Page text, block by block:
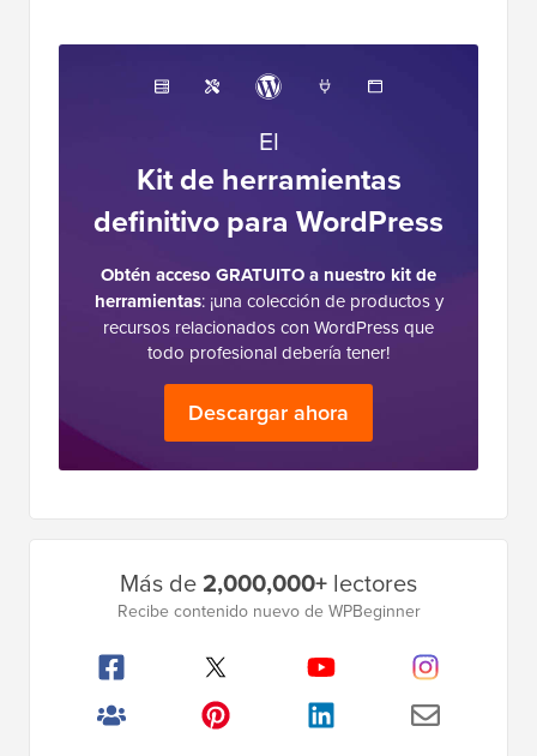
El
Kit de herramientas
definitivo para WordPress
Obtén acceso GRATUITO a nuestro kit de
herramientas: ¡una colección de productos y
recursos relacionados con WordPress que
todo profesional debería tener!
Descargar ahora
Más de2,000,000+ lectores
Recibe contenido nuevo de WPBeginner